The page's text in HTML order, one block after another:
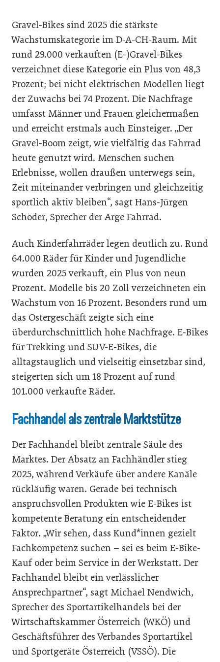
Gravel-Bikes sind 2025 die stärkste
Wachstumskategorie im D-A-CH-Raum. Mit
rund 29.000 verkauften (E-)Gravel-Bikes
verzeichnet diese Kategorie ein Plus von 48,3
Prozent; bei nicht elektrischen Modellen liegt
der Zuwachs bei 74 Prozent. Die Nachfrage
umfasst Männer und Frauen gleichermaßen
und erreicht erstmals auch Einsteiger. „Der
Gravel-Boom zeigt, wie vielfältig das Fahrrad
heute genutzt wird. Menschen suchen
Erlebnisse, wollen draußen unterwegs sein,
Zeit miteinander verbringen und gleichzeitig
sportlich aktiv bleiben“, sagt Hans-Jürgen
Schoder, Sprecher der Arge Fahrrad.
Auch Kinderfahrräder legen deutlich zu. Rund
64.000 Räder für Kinder und Jugendliche
wurden 2025 verkauft, ein Plus von neun
Prozent. Modelle bis 20 Zoll verzeichneten ein
Wachstum von 16 Prozent. Besonders rund um
das Ostergeschäft zeigte sich eine
überdurchschnittlich hohe Nachfrage. E-Bikes
für Trekking und SUV-E-Bikes, die
alltagstauglich und vielseitig einsetzbar sind,
steigerten sich um 18 Prozent auf rund
101.000 verkaufte Räder.
Fachhandel als zentrale Marktstütze
Der Fachhandel bleibt zentrale Säule des
Marktes. Der Absatz an Fachhändler stieg
2025, während Verkäufe über andere Kanäle
rückläufig waren. Gerade bei technisch
anspruchsvollen Produkten wie E-Bikes ist
kompetente Beratung ein entscheidender
Faktor. „Wir sehen, dass Kund*innen gezielt
Fachkompetenz suchen – sei es beim E-Bike-
Kauf oder beim Service in der Werkstatt. Der
Fachhandel bleibt ein verlässlicher
Ansprechpartner“, sagt Michael Nendwich,
Sprecher des Sportartikelhandels bei der
Wirtschaftskammer Österreich (WKÖ) und
Geschäftsführer des Verbandes Sportartikel
und Sportgeräte Österreich (VSSÖ). Die